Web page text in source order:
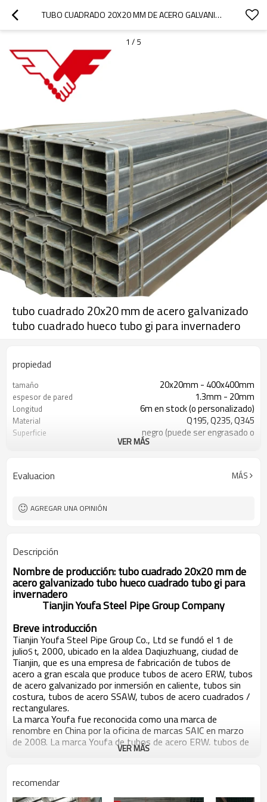
TUBO CUADRADO 20X20 MM DE ACERO GALVANIZADO TUBO CUADRADO HUECO TUBO GI PARA INVERNADERO
1 / 5
tubo cuadrado 20x20 mm de acero galvanizado
tubo cuadrado hueco tubo gi para invernadero
propiedad
tamaño 20x20mm - 400x400mm
espesor de pared 1.3mm - 20mm
Longitud 6m en stock (o personalizado)
Material Q195, Q235, Q345
Superficie
negro (puede ser engrasado o
exportación
Estándar ASTM A53 Gr. A B C
VER MÁS
Evaluacion MÁS
AGREGAR UNA OPINIÓN
Descripción
Nombre de producción: tubo cuadrado 20x20 mm de
acero galvanizado tubo hueco cuadrado tubo gi para
invernadero
Tianjin Youfa Steel Pipe Group Company
Breve introducción
Tianjin Youfa Steel Pipe Group Co., Ltd se fundó el 1 de
julioS t, 2000, ubicado en la aldea Daqiuzhuang, ciudad de
Tianjin, que es una empresa de fabricación de tubos de
acero a gran escala que produce tubos de acero ERW, tubos
de acero galvanizado por inmersión en caliente, tubos sin
costura, tubos de acero SSAW, tubos de acero cuadrados /
rectangulares.
La marca Youfa fue reconocida como una marca de
renombre en China por la oficina de marcas SAIC en marzo
de 2008. La marca Youfa de tubos de acero ERW, tubos de
acero galvanizado en caliente y tubos de acero SSAW, ha
famosa de Tianjin". gobierno por muchos años
consecutivos. En seis años consecutivos, Youfa Group ha
sido calificado como las 500 principales empresas de China
VER MÁS
recomendar